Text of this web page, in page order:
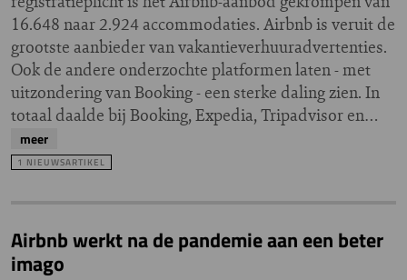
16.648 naar 2.924 accommodaties. Airbnb is veruit de
grootste aanbieder van vakantieverhuuradvertenties.
Ook de andere onderzochte platformen laten - met
uitzondering van Booking - een sterke daling zien. In
totaal daalde bij Booking, Expedia, Tripadvisor en…
meer
1 NIEUWSARTIKEL
Airbnb werkt na de pandemie aan een beter
imago